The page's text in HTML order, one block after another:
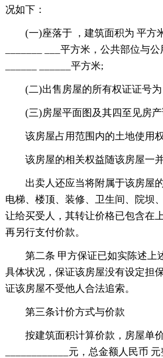
况如下：
(一)座落于 ，建筑面积为 平方
_______ ___平方米，公共部位与
______ ______平方米;
(二)出售房屋的所有权证证号为
(三)房屋平面图及其四至见房
该房屋占用范围内的土地使用
该房屋的相关权益随该房屋一并
出卖人还应当将附属于该房屋
电梯、楼顶、装修、卫生间、院坝
让给买受人，其转让价格已包含在
再另行支付价款。
第二条 甲方保证已如实陈述上
具体状况，保证该房屋没有设定担
证该房屋不受他人合法追索。
第三条计价方式与价款
按建筑面积计算价款，房屋单
____________元，总金额人民币